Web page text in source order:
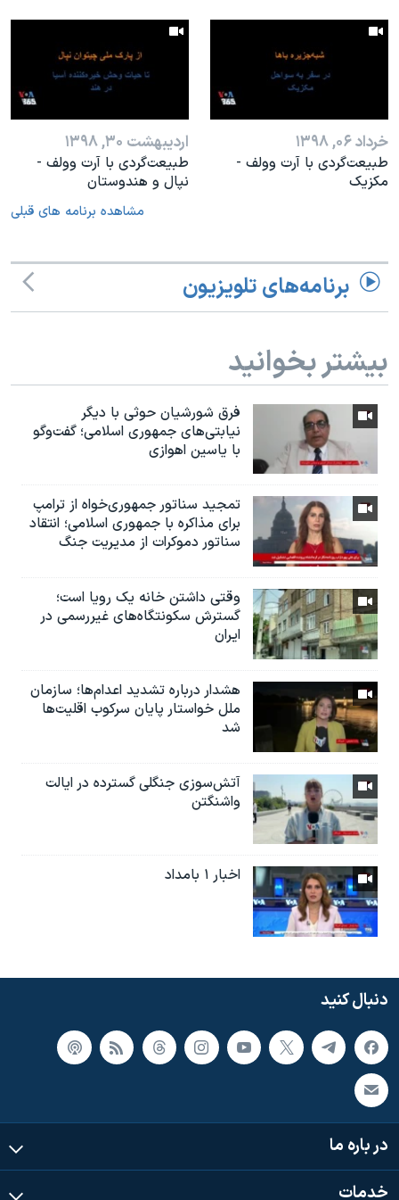
خرداد ۰۶, ۱۳۹۸
طبیعت‌گردی با آرت وولف -
مکزیک
اردیبهشت ۳۰, ۱۳۹۸
طبیعت‌گردی با آرت وولف -
نپال و هندوستان
مشاهده برنامه های قبلی
برنامه‌های تلویزیون
بیشتر بخوانید
فرق شورشیان حوثی با دیگر
نیابتی‌های جمهوری اسلامی؛ گفت‌وگو
با یاسین اهوازی
تمجید سناتور جمهوری‌خواه از ترامپ
برای مذاکره با جمهوری اسلامی؛ انتقاد
سناتور دموکرات از مدیریت جنگ
وقتی داشتن خانه یک رویا است؛
گسترش سکونتگاه‌های غیررسمی در
ایران
هشدار درباره تشدید اعدام‌ها؛ سازمان
ملل خواستار پایان سرکوب اقلیت‌ها
شد
آتش‌سوزی جنگلی گسترده در ایالت
واشنگتن
اخبار ۱ بامداد
دنبال کنید
در باره ما
خدمات